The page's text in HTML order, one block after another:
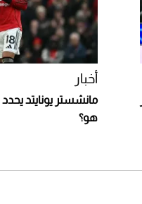
أخبار
مانشستر يونايتد
هو؟